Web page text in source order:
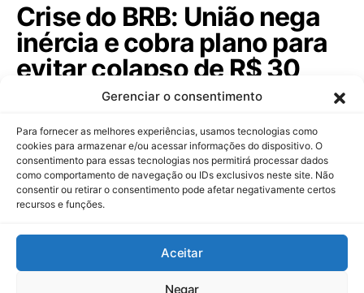
Gerenciar o consentimento
Para fornecer as melhores experiências, usamos tecnologias como
cookies para armazenar e/ou acessar informações do dispositivo. O
consentimento para essas tecnologias nos permitirá processar dados
como comportamento de navegação ou IDs exclusivos neste site. Não
consentir ou retirar o consentimento pode afetar negativamente certos
recursos e funções.
Aceitar
Negar
Crise do BRB: União nega
inércia e cobra plano para
evitar colapso de R$ 30
bilhões. Saiba tudo!
Dario Durigan rebate críticas do governo do DF
sobre a crise do BRB e destaca riscos…
Dinheiropédia
Contato Sobre Nós Política de Privacidade Aviso Legal